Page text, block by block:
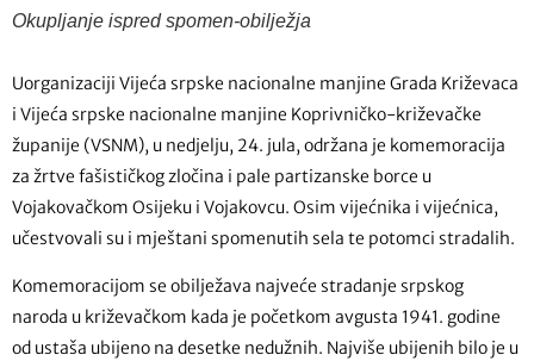
Okupljanje ispred spomen-obilježja
Uorganizaciji Vijeća srpske nacionalne manjine Grada Križevaca
i Vijeća srpske nacionalne manjine Koprivničko-križevačke
županije (VSNM), u nedjelju, 24. jula, održana je komemoracija
za žrtve fašističkog zločina i pale partizanske borce u
Vojakovačkom Osijeku i Vojakovcu. Osim vijećnika i vijećnica,
učestvovali su i mještani spomenutih sela te potomci stradalih.
Komemoracijom se obilježava najveće stradanje srpskog
naroda u križevačkom kada je početkom avgusta 1941. godine
od ustaša ubijeno na desetke nedužnih. Najviše ubijenih bilo je u